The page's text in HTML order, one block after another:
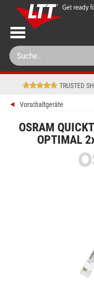
TRUSTED
Vorschaltgeräte
OSRAM
OPTIMAL